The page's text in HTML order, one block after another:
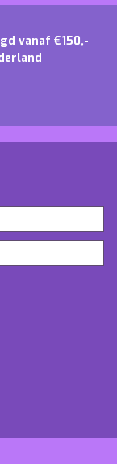
vanaf €150,-